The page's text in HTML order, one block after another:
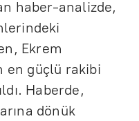
haber-analizde,
Ekrem
en güçlü rakibi
Haberde,
dönük